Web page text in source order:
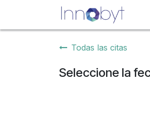
Todas las citas
Seleccione la